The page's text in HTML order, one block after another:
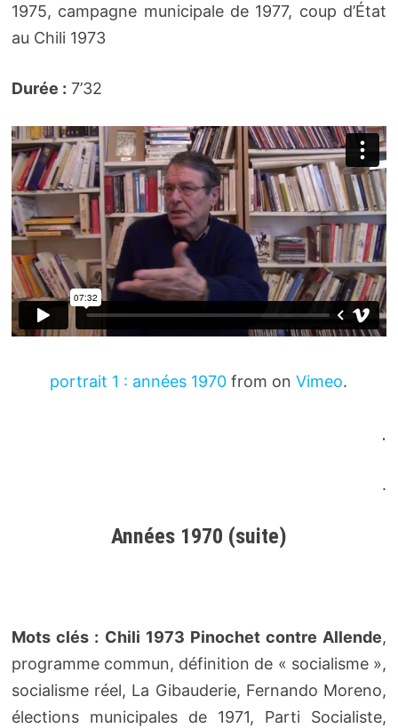
1975, campagne municipale de 1977, coup d’État
au Chili 1973
Durée : 7’32
portrait 1 : années 1970 from onVimeo.
.
.
Années 1970 (suite)
Mots clés : Chili 1973 Pinochet contre Allende,
programme commun, définition de « socialisme »,
socialisme réel, La Gibauderie, Fernando Moreno,
élections municipales de 1971, Parti Socialiste,